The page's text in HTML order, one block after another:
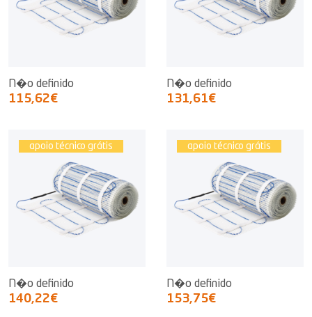
N�o definido
115,62€
N�o definido
131,61€
apoio técnico grátis
N�o definido
140,22€
apoio técnico grátis
N�o definido
153,75€